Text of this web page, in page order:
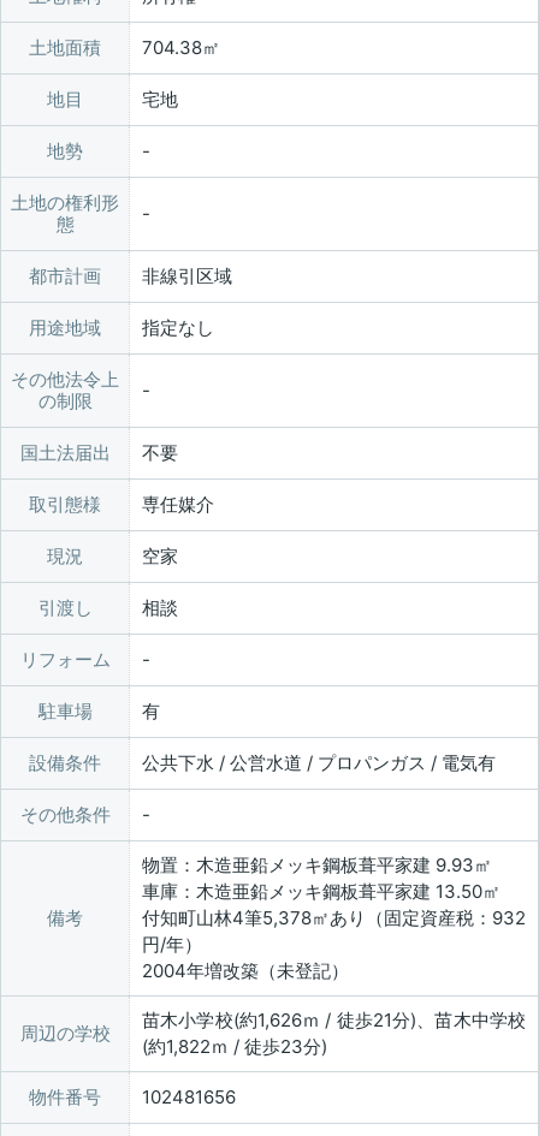
土地面積 704.38㎡
地目 宅地
地勢
土地の権利形
態
都市計画 非線引区域
用途地域 指定なし
その他法令上
の制限
国土法届出 不要
取引態様 専任媒介
現況 空家
引渡し 相談
リフォーム
駐車場 有
設備条件 公共下水 / 公営水道 / プロパンガス / 電気有
その他条件
備考
物置：木造亜鉛メッキ鋼板葺平家建 9.93㎡
車庫：木造亜鉛メッキ鋼板葺平家建 13.50㎡
付知町山林4筆5,378㎡あり（固定資産税：932
円/年）
2004年増改築（未登記）
周辺の学校
苗木小学校(約1,626ｍ / 徒歩21分)、苗木中学校
(約1,822ｍ / 徒歩23分)
物件番号 102481656